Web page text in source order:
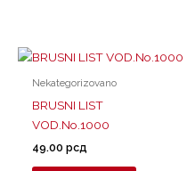
Nekategorizovano
BRUSNI LIST
VOD.No.1000
49.00рсд